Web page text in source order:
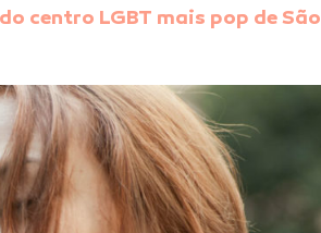
centro LGBT mais pop de São